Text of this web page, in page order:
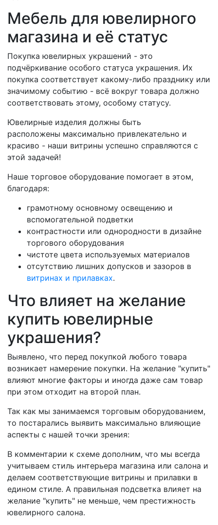
Мебель для ювелирного
магазина и её статус
Покупка ювелирных украшений - это
подчёркивание особого статуса украшения. Их
покупка соответствует какому-либо празднику или
значимому событию - всё вокруг товара должно
соответствовать этому, особому статусу.
Ювелирные изделия должны быть
расположены максимально привлекательно и
красиво - наши витрины успешно справляются с
этой задачей!
Наше торговое оборудование помогает в этом,
благодаря:
грамотному основному освещению и
вспомогательной подветки
контрастности или однородности в дизайне
торгового оборудования
чистоте цвета используемых материалов
отсутствию лишних допусков и зазоров в
витринах и прилавках.
Что влияет на желание
купить ювелирные
украшения?
Выявлено, что перед покупкой любого товара
возникает намерение покупки. На желание "купить"
влияют многие факторы и иногда даже сам товар
при этом отходит на второй план.
Так как мы занимаемся торговым оборудованием,
то постарались выявить максимально влияющие
аспекты с нашей точки зрения:
В комментарии к схеме дополним, что мы всегда
учитываем стиль интерьера магазина или салона и
делаем соответствующие витрины и прилавки в
едином стиле. А правильная подсветка влияет на
желание "купить" не меньше, чем престижность
ювелирного салона.